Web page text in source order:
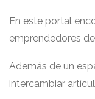
En este portal
emprendedores
Además de un
intercambiar